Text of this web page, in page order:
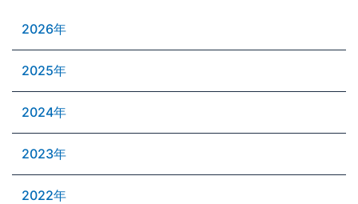
2026年
2025年
2024年
2023年
2022年